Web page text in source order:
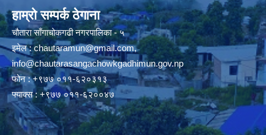
हाम्रो सम्पर्क ठेगाना
चौतारा साँगाचोकगढी नगरपालिका - ५
इमेल :chautaramun@gmail.com,
info@chautarasangachowkgadhimun.gov.np
फोन : +९७७ ०११-६२०३१३
फ्याक्स : +९७७ ०११-६२००४७